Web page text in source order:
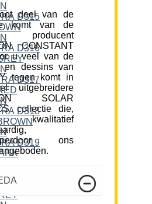
deel van de
komt van de
producent
CONSTANT
u veel van de
en dessins van
tegen komt in
uitgebreidere
SOLAR
collectie die,
kwalitatief
ons